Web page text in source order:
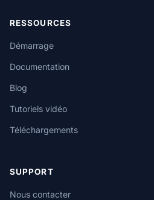
RESSOURCES
Démarrage
Documentation
Blog
Tutoriels vidéo
Téléchargements
SUPPORT
Nous contacter